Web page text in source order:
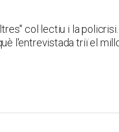
col·lectiu i la
l'entrevistada triï el